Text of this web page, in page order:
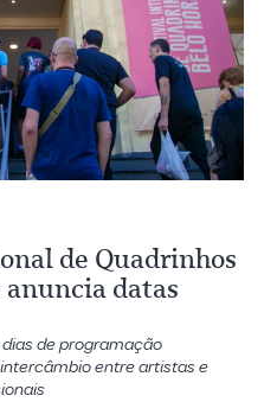
de Quadrinhos
datas
de programação
entre artistas e